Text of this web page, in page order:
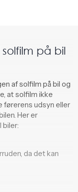
på bil
af solfilm på bil og
at solfilm ikke
førerens udsyn eller
Her er
biler:
da det kan